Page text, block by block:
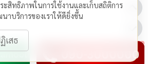
ะสิทธิภาพในการใช้งานและเก็บสถิติการ
าบริการของเราให้ดียิ่งขึ้น
เสธ